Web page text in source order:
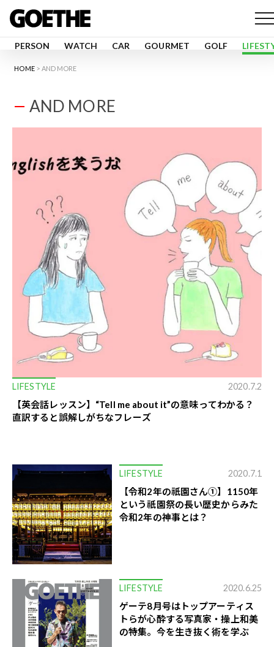
PERSON WATCH CAR GOURMET GOLF
HOME AND MORE
AND MORE
LIFESTYLE 2020.7.2
【英会話レッスン】“Tell me about it”の意味ってわかる？
直訳すると誤解しがちなフレーズ
LIFESTYLE 2020.7.1
【令和2年の祇園さん①】1150年
という祇園祭の長い歴史からみた
令和2年の神事とは？
LIFESTYLE 2020.6.25
ゲーテ8月号はトップアーティス
トらが心酔する写真家・操上和美
の特集。今を生き抜く術を学ぶ